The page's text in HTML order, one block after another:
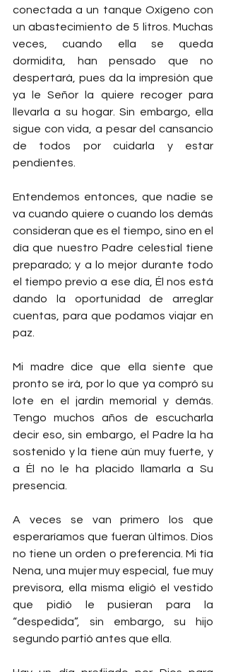
conectada a un tanque Oxígeno con
un abastecimiento de 5 litros. Muchas
veces, cuando ella se queda
dormidita, han pensado que no
despertará, pues da la impresión que
ya le Señor la quiere recoger para
llevarla a su hogar. Sin embargo, ella
sigue con vida, a pesar del cansancio
de todos por cuidarla y estar
pendientes.
Entendemos entonces, que nadie se
va cuando quiere o cuando los demás
consideran que es el tiempo, sino en el
día que nuestro Padre celestial tiene
preparado; y a lo mejor durante todo
el tiempo previo a ese día, Él nos está
dando la oportunidad de arreglar
cuentas, para que podamos viajar en
paz.
Mi madre dice que ella siente que
pronto se irá, por lo que ya compró su
lote en el jardín memorial y demás.
Tengo muchos años de escucharla
decir eso, sin embargo, el Padre la ha
sostenido y la tiene aún muy fuerte, y
a Él no le ha placido llamarla a Su
presencia.
A veces se van primero los que
esperaríamos que fueran últimos. Dios
no tiene un orden o preferencia. Mi tía
Nena, una mujer muy especial, fue muy
previsora, ella misma eligió el vestido
que pidió le pusieran para la
“despedida”, sin embargo, su hijo
segundo partió antes que ella.